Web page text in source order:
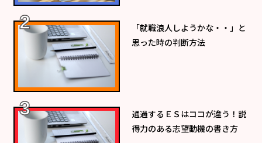
「就職浪人しようかな・・」と
思った時の判断方法
通過するＥＳはココが違う！説
得力のある志望動機の書き方